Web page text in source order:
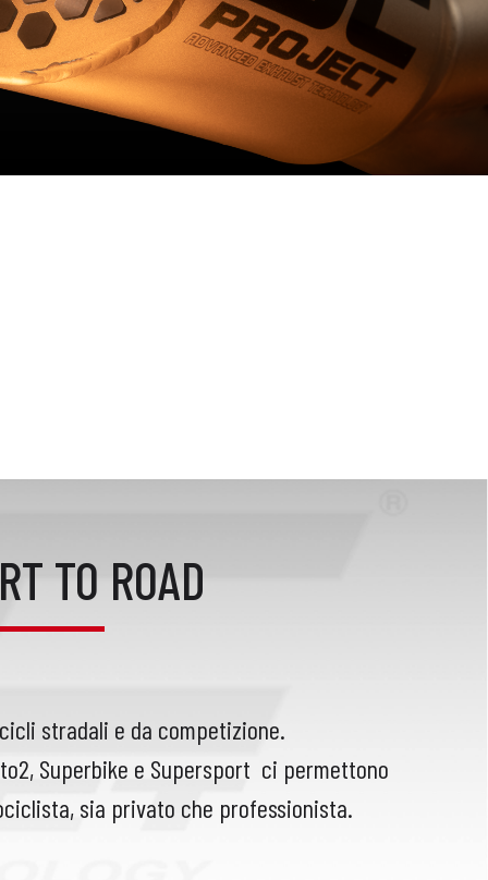
TO ROAD
stradali e da competizione.
Superbike e Supersport ci permettono
sia privato che professionista.